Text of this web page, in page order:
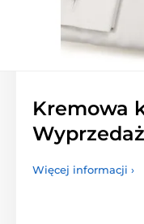
Kremowa
Wyprzedaż
Więcej informacji ›